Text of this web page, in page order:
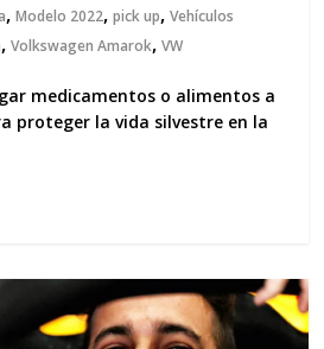
,Modelo 2022,pick up,Vehículos
,Volkswagen Amarok,VW
medicamentos o alimentos a
proteger la vida silvestre en la